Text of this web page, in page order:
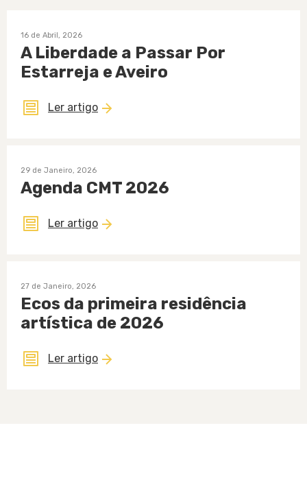
16 de Abril, 2026
A Liberdade a Passar Por
Estarreja e Aveiro
Ler artigo
29 de Janeiro, 2026
Agenda CMT 2026
Ler artigo
27 de Janeiro, 2026
Ecos da primeira residência
artística de 2026
Ler artigo